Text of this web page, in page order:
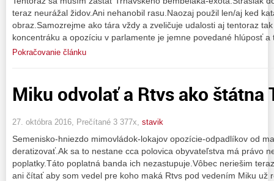
teraz neurážal židov.Ani nehanobil rasu.Naozaj použil len/aj ked
obraz.Samozrejme ako tára vždy a zveličuje udalosti aj tentoraz
koncentráku a opozíciu v parlamente je jemne povedané hlúposť
Pokračovanie článku
Miku odvolať a Rtvs ako štátna
27. októbra 2016, Prečítané 3 377x, stavik
Semenisko-hniezdo mimovládok-lokajov opozície-odpadlíkov od
deratizovať.Ak sa to nestane cca polovica obyvateľstva má právo
poplatky.Táto poplatná banda ich nezastupuje.Vôbec neriešim
ani čítať aby som vedel pre koho maká Rtvs pod vedením Miku už